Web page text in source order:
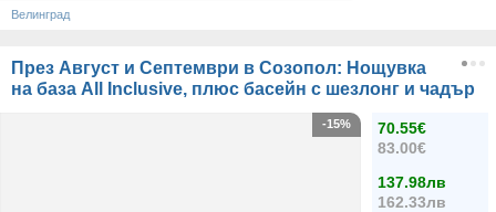
Велинград
През Август и Септември в Созопол: Нощувка
на база All Inclusive, плюс басейн с шезлонг и чадър
70.55€
83.00€
137.98лв
162.33лв
-15%